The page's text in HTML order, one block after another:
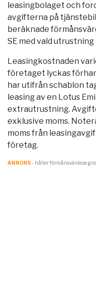
leasingbolaget och
avgifterna på
beräknade
SE med vald
Leasingkostnaden
företaget lyckas
har utifrån schablon
leasing av en Lotus
extrautrustning.
exklusive moms.
moms från
företag.
ANNONS- håller förmånsvärde.se